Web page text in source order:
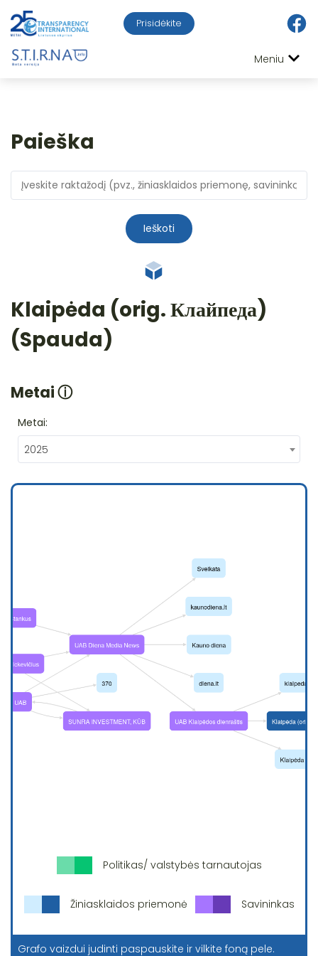
Prisidėkite
Meniu
Paieška
Ieškoti
Klaipėda (orig. Клайпеда)
(Spauda)
Metaiⓘ
Metai:
2025
Politikas/ valstybės tarnautojas
Žiniasklaidos priemonė Savininkas
Grafo vaizdui judinti paspauskite ir vilkite foną pele.